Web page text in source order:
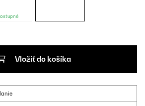
Vložiť do košíka